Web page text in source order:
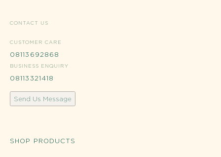
CONTACT US
CUSTOMER CARE
08113692868
BUSINESS ENQUIRY
08113321418
Send Us Message
SHOP PRODUCTS